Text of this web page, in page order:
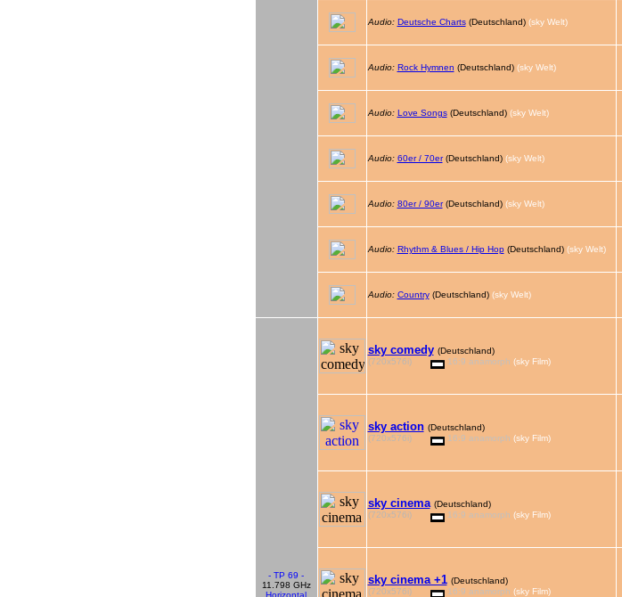
Audio: Deutsche Charts(Deutschland) (sky Welt)
Audio: Rock Hymnen (Deutschland) (sky Welt)
Audio: Love Songs(Deutschland) (sky Welt)
Audio: 60er / 70er(Deutschland) (sky Welt)
Audio: 80er / 90er(Deutschland) (sky Welt)
Audio: Rhythm & Blues / Hip Hop(Deutschland) (sky Welt)
Audio: Country(Deutschland) (sky Welt)
- TP 69 -
11.798 GHz
Horizontal
sky comedy (Deutschland)
(720x576i)
16:9 anamorph (sky Film)
sky action (Deutschland)
(720x576i)
16:9 anamorph (sky Film)
sky cinema (Deutschland)
(720x576i)
16:9 anamorph (sky Film)
sky cinema +1 (Deutschland)
(720x576i)
16:9 anamorph (sky Film)